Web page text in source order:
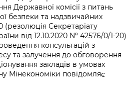
що
КМВА
заклади
та парковки
міста
земельні ділянки
доступом
правових та
та анонси від
announcements
медіа /
Державної комісії з питань
безпеки та надзвичайних
(резолюція Секретаріату
від 12.10.2020 № 42576/0/1-20)
консультацій з
та залучення до обговорення
закладів в умовах
Мінекономіки повідомляє